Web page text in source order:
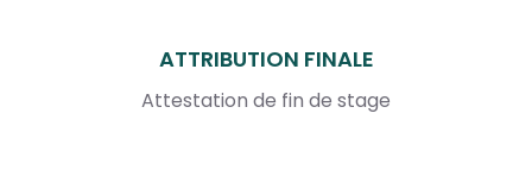
ATTRIBUTION FINALE
Attestation de fin de stage